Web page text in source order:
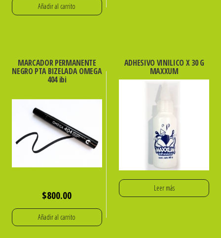
Añadir al carrito
MARCADOR PERMANENTE
NEGRO PTA BIZELADA OMEGA
404 ibi
$800.00
Añadir al carrito
ADHESIVO VINILICO X 30 G
MAXXUM
Leer más